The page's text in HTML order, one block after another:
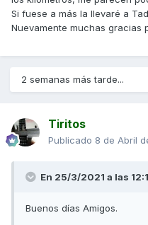
Si fuese a más la llevaré a
Nuevamente muchas gracias
2 semanas más tarde...
Tiritos
Publicado 8 de Abril
En 25/3/2021 a las
Buenos días Amigos.